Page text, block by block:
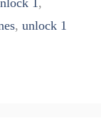
, unlock 1